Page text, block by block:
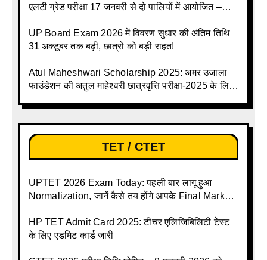
एलटी ग्रेड परीक्षा 17 जनवरी से दो पालियों में आयोजित –
UP Board Exam 2026 में विवरण सुधार की अंतिम तिथि
31 अक्टूबर तक बढ़ी, छात्रों को बड़ी राहत!
Atul Maheshwari Scholarship 2025: अमर उजाला
फाउंडेशन की अतुल माहेश्वरी छात्रवृत्ति परीक्षा-2025 के लिए
TET / CTET
UPTET 2026 Exam Today: पहली बार लागू हुआ
Normalization, जानें कैसे तय होंगे आपके Final Marks
HP TET Admit Card 2025: टीचर एलिजिबिलिटी टेस्ट
के लिए एडमिट कार्ड जारी